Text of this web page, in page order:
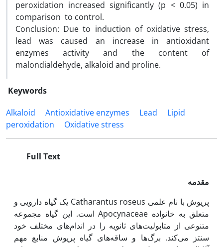
peroxidation increased significantly (p < 0.05) in
comparison to control.
Conclusion: Due to induction of oxidative stress,
lead was caused an increase in antioxidant
enzymes activity and the content of
malondialdehyde, alkaloid and proline.
Keywords
Alkaloid
Antioxidative enzymes Lead
Lipid
peroxidation
Oxidative stress
Full Text
مقدمه
پریوش با نام علمی Catharantus roseus یک گیاه دارویی و
متعلق به خانواده Apocynaceae است. این گیاه مجموعه
متنوعی از متابولیت‌های ثانویه را در اندام‌های مختلف خود
سنتز می‌کند. برگ‌ها و ساقه‌های گیاه پریوش منابع مهم